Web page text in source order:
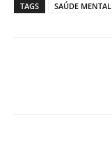
TAGS SAÚDE MENTAL